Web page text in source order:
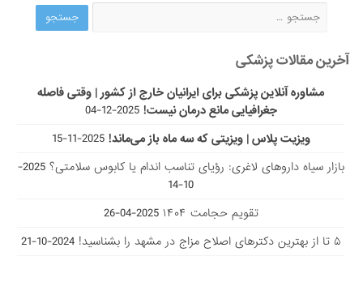
آخرین مقالات پزشکی
مشاوره آنلاین پزشکی برای ایرانیان خارج از کشور | وقتی فاصله
جغرافیایی مانع درمان نیست! 2025-12-04
ویزیت پلاس | ویزیتی که سه ماه باز می‌ماند! 2025-11-15
بازار سیاه داروهای لاغری: رؤیای تناسب اندام یا کابوس سلامتی؟
2025-
10-14
تقویم حجامت ۱۴۰۴
2025-04-26
۵ تا از بهترین دکتر‌های اصلاح مزاج در مشهد را بشناسید!
2024-10-21